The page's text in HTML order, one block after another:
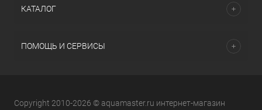
КАТАЛОГ
ПОМОЩЬ И СЕРВИСЫ
Copyright 2010-2026 © aquamaster.ru интернет-магазин